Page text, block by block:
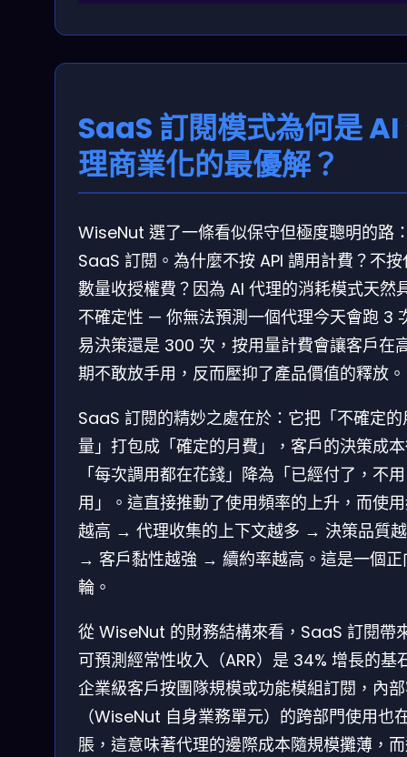
SaaS 訂閱模式為何是 AI
理商業化的最優解？
WiseNut 選了一條看似保守但極度聰明的路
SaaS 訂閱。為什麼不按 API 調用計費？不
數量收授權費？因為 AI 代理的消耗模式天然
不確定性 — 你無法預測一個代理今天會跑 3
易決策還是 300 次，按用量計費會讓客戶在
期不敢放手用，反而壓抑了產品價值的釋放。
SaaS 訂閱的精妙之處在於：它把「不確定的
量」打包成「確定的月費」，客戶的決策成
「每次調用都在花錢」降為「已經付了，不
用」。這直接推動了使用頻率的上升，而使
越高 → 代理收集的上下文越多 → 決策品質
→ 客戶黏性越強 → 續約率越高。這是一個正
輪。
從 WiseNut 的財務結構來看，SaaS 訂閱帶
可預測經常性收入（ARR）是 34% 增長的基
企業級客戶按團隊規模或功能模組訂閱，內
（WiseNut 自身業務單元）的跨部門使用也
脹，這意味著代理的邊際成本隨規模攤薄，